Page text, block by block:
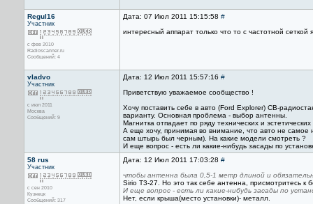
Regul16
Участник
с фев 2010
Radioscanner.ru
Сообщений: 4
Дата: 07 Июл 2011 15:15:58 #
интересный аппарат только что то с частотной
vladvo
Участник
с июл 2011
Москва
Сообщений: 9
Дата: 12 Июл 2011 15:57:16 #
Приветствую уважаемое сообщество !
Хочу поставить себе в авто (Ford Explorer) CB-
варианту. Основная проблема - выбор антенны.
Магнитка отпадает по ряду технических и
А еще хочу, принимая во внимание, что авто не самое
сам штырь был черным). На какие модели смотреть ?
И еще вопрос - есть ли какие-нибудь засады по
58 rus
Участник
с сен 2010
Кузнецк
Сообщений: 317
Дата: 12 Июл 2011 17:03:28 #
чтобы антенна была 0,5-1 метр длиной и
Sirio T3-27. Но это так себе антенна, присмотритесь к
И еще вопрос - есть ли какие-нибудь засады по
Нет, если крыша(место установки)- металл.